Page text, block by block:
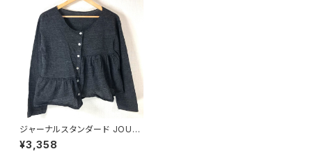
ジャーナルスタンダード JOUR
NAL STANDARD カーディガン
ウール 黒系 サイズ表記なし 88
¥3,358